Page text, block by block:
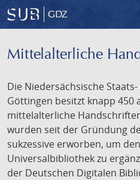
GDZ
Mittelalterliche
Die Niedersächsische
Göttingen besitzt knapp 450
mittelalterliche
wurden seit der Gründung
sukzessive erworben, um
Universalbibliothek zu
der Deutschen Digitalen